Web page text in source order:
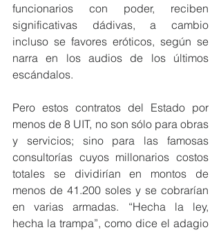
funcionarios con poder, reciben
significativas dádivas, a cambio
incluso se favores eróticos, según se
narra en los audios de los últimos
escándalos.
Pero estos contratos del Estado por
menos de 8 UIT, no son sólo para obras
y servicios; sino para las famosas
consultorías cuyos millonarios costos
totales se dividirían en montos de
menos de 41.200 soles y se cobrarían
en varias armadas. “Hecha la ley,
hecha la trampa”, como dice el adagio